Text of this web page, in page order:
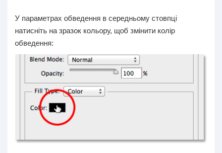
У параметрах обведення в середньому стовпці
натисніть на зразок кольору, щоб змінити колір
обведення: